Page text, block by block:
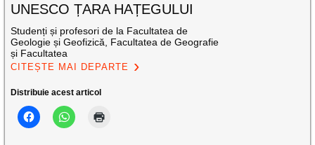
UNESCO ȚARA HAȚEGULUI
Studenți și profesori de la Facultatea de
Geologie și Geofizică, Facultatea de Geografie
și Facultatea
CITEȘTE MAI DEPARTE
Distribuie acest articol